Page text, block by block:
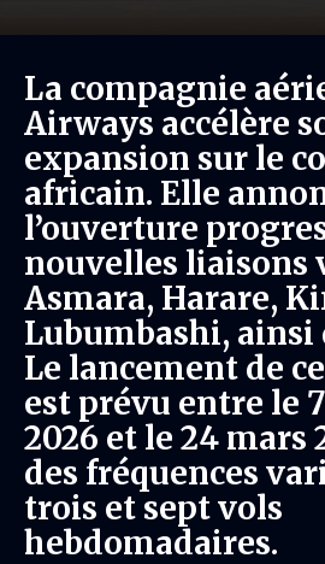
La compagnie
Airways accélère
expansion sur le
africain. Elle
l’ouverture
nouvelles liaisons
Asmara, Harare,
Lubumbashi, ainsi
Le lancement de
est prévu entre le
2026 et le 24 mars
des fréquences
trois et sept vols
hebdomadaires.